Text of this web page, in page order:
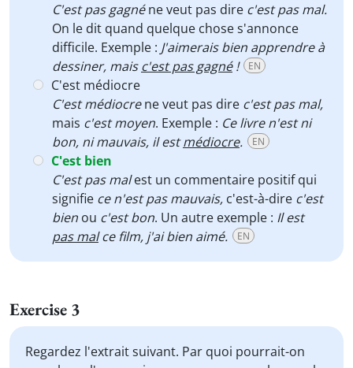
C'est pas gagnéne veut pas dire c'est pas mal.
On le dit quand quelque chose s'annonce
difficile. Exemple : J'aimerais bien apprendre à
dessiner, maisc'est pas gagné! EN
C'est médiocre
C'est médiocrene veut pas dire c'est pas mal,
mais c'est moyen. Exemple : Ce livre n'est ni
bon, ni mauvais, il estmédiocre. EN
C'est bien
C'est pas malest un commentaire positif qui
signifie ce n'est pas mauvais, c'est-à-dire c'est
bien ou c'est bon. Un autre exemple : Il est
pas malce film, j'ai bien aimé. EN
Exercise 3
Regardez l'extrait suivant. Par quoi pourrait-on